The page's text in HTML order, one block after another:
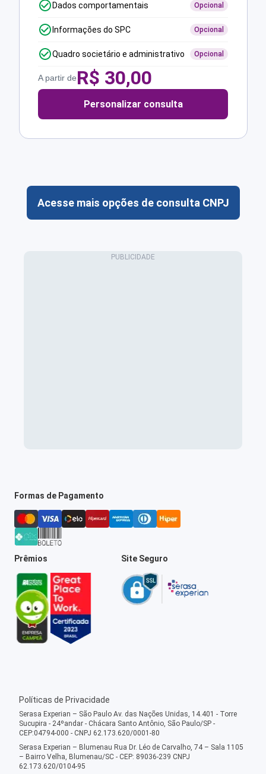
Dados comportamentais Opcional
Informações do SPC Opcional
Quadro societário e administrativo Opcional
A partir deR$ 30,00
Personalizar consulta
Acesse mais opções de consulta CNPJ
Formas de Pagamento
Prêmios Site Seguro
Políticas de Privacidade
Serasa Experian – São Paulo Av. das Nações Unidas, 14.401 - Torre
Sucupira - 24ºandar - Chácara Santo Antônio, São Paulo/SP -
CEP:04794-000 - CNPJ 62.173.620/0001-80
Serasa Experian – Blumenau Rua Dr. Léo de Carvalho, 74 – Sala 1105
– Bairro Velha, Blumenau/SC - CEP: 89036-239 CNPJ
62.173.620/0104-95